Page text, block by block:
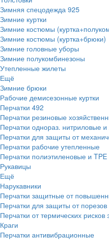
Зимняя спецодежда 925
Зимние куртки
Зимние костюмы
Зимние костюмы (куртка+брюки)
Зимние головные уборы
Зимние полукомбинезоны
Утепленные жилеты
Ещё
Зимние брюки
Рабочие демисезонные куртки
Перчатки 492
Перчатки резиновые
Перчатки однораз. нитриловые
Перчатки для защиты от
Перчатки рабочие утепленные
Перчатки полиэтиленовые и TPE
Рукавицы
Ещё
Нарукавники
Перчатки защитные от
Перчатки для защиты от порезов
Перчатки от термических рисков
Краги
Перчатки антивибрационные